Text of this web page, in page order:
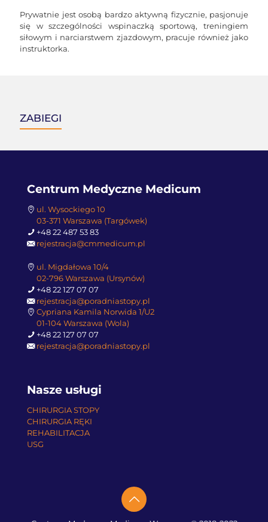
Prywatnie jest osobą bardzo aktywną fizycznie, pasjonuje
się w szczególności wspinaczką sportową, treningiem
siłowym i narciarstwem zjazdowym, pracuje również jako
instruktorka.
ZABIEGI
Centrum Medyczne Medicum
ul. Wysockiego 10
03-371 Warszawa (Targówek)
+48 22 487 53 83
rejestracja@cmmedicum.pl
ul. Migdałowa 10/4
02-796 Warszawa (Ursynów)
+48 22 127 07 07
rejestracja@poradniastopy.pl
Cypriana Kamila Norwida 1/U2
01-104 Warszawa (Wola)
+48 22 127 07 07
rejestracja@poradniastopy.pl
Nasze usługi
CHIRURGIA STOPY
CHIRURGIA RĘKI
REHABILITACJA
USG